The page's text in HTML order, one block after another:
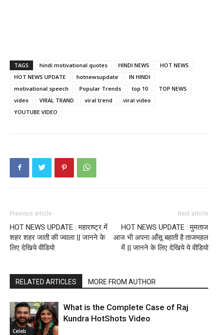
TAGS hindi motivational quotes HINDI NEWS
HOT NEWS
HOT NEWS UPDATE
hotnewsupdate
IN HINDI
motivational speech
Popular Trends top 10
TOP NEWS
video
VIRAL TRAND viral trend
viral video
YOUTUBE VIDEO
Previous article
HOT NEWS UPDATE : महाराष्ट्र में
शहर शहर जाती की ज्वाला || जानने के
लिए देखिये वीडियो
Next article
HOT NEWS UPDATE : मुमताज
आज भी अपना आँसू बहाती है ताजमहल
में || जानने के लिए देखिये ये वीडियो
RELATED ARTICLES MORE FROM AUTHOR
Celeb
What is the Complete Case of Raj
Kundra HotShots Video